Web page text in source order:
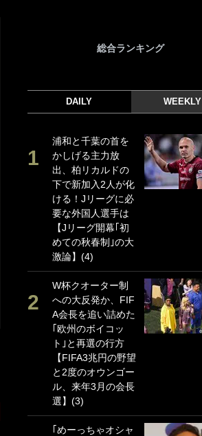
総合ランキング
DAILY WEEKLY
浦和と千葉の首を
かしげる主力放
出、柏リカルドの
下で新加入2人が化
ける！Jリーグに必
要な外国人選手は
【Jリーグ開幕｢初
めての秋春制｣の大
激論】(4)
W杯クオーター制
への大反発か、FIF
A会長を追い詰めた
｢欧州のボイコッ
ト｣と再選の行方
【FIFA3兆円の野望
と2度のオウンゴー
ル、来年3月の会長
選】(3)
｢めーっちゃオシャ